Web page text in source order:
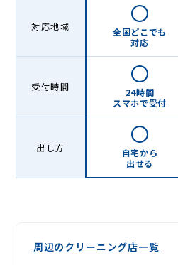
対応地域
全国どこでも
対応
受付時間
24時間
スマホで受付
出し方
自宅から
出せる
周辺のクリーニング店一覧